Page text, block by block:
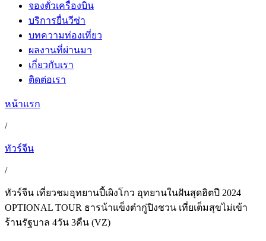
จองตั๋วเครื่องบิน
บริการยื่นวีซ่า
บทความท่องเที่ยว
ผลงานที่ผ่านมา
เกี่ยวกับเรา
ติดต่อเรา
หน้าแรก
/
ทัวร์จีน
/
ทัวร์จีน เที่ยวชมอุทยานปี้เผิงโกว อุทยานในฝันสุดฮิตปี 2024
OPTIONAL TOUR ธารน้าแข็งต๋ากู่ปิงชวน เที่ยเต็มสุขไม่เข้า
ร้านรัฐบาล 4วัน 3คืน (VZ)